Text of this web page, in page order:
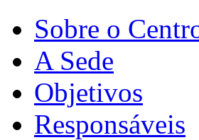
Sobre o
A Sede
Objetivos
Responsáveis